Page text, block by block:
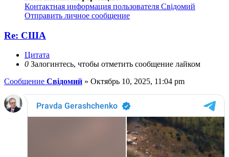
Контактная информация пользователя Свідомий
Отправить личное сообщение
Re: США
Цитата
0 Залогинтесь, чтобы отметить сообщение лайком
Сообщение Свідомий » Октябрь 10, 2025, 11:04 pm